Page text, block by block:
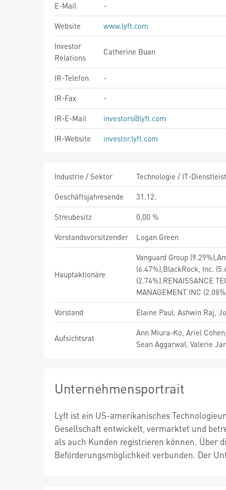
E-Mail
-
Website
www.lyft.com
Investor
Relations
Catherine Buan
IR-Telefon
-
IR-Fax
-
IR-E-Mail
investors@lyft.com
IR-Website
investor.lyft.com
Industrie / Sektor
Technologie / IT-
Geschäftsjahresende
31.12.
Streubesitz
0,00 %
Vorstandsvorsitzender
Logan Green
Hauptaktionäre
Vanguard Group
(6.47%),BlackRock, Inc.
(2.74%),RENAISSANCE
MANAGEMENT INC
Vorstand
Elaine Paul, Ashwin Raj,
Aufsichtsrat
Ann Miura-Ko, Ariel
Sean Aggarwal, Valerie
Unternehmensportrait
Lyft ist ein US-amerikanisches
Gesellschaft entwickelt, vermarktet und
als auch Kunden registrieren können. Über
Beförderungsmöglichkeit verbunden. Der